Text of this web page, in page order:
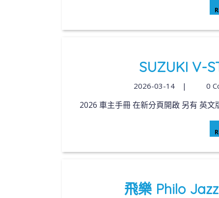
SUZUKI V-
2026-03-14 | 0
2026 車主手冊 在新分頁開啟 另有 英
飛樂 Philo